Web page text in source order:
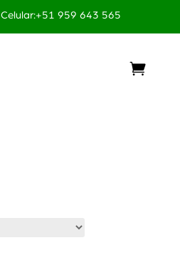
Celular:+51 959 643 565